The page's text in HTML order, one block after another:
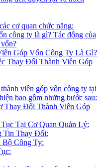
cơ quan chức năng:
công ty là gì? Tác động của
Góp Vốn Công Ty Là Gì?
Thay Đổi Thành Viên Góp
viên góp vốn công ty tại
bao gồm những bước sau:
Thay Đổi Thành Viên Góp
Tại Cơ Quan Quản Lý:
Tin Thay Đổi:
Công Ty: